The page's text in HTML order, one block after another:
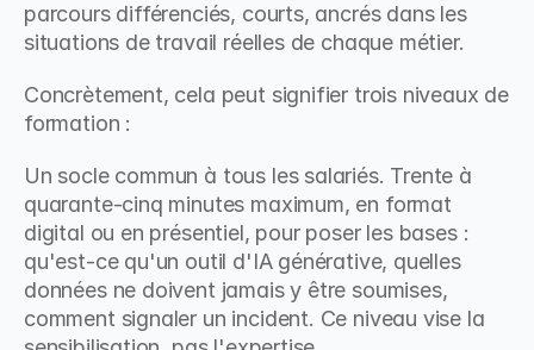
parcours différenciés, courts, ancrés dans les
situations de travail réelles de chaque métier.
Concrètement, cela peut signifier trois niveaux de
formation :
Un socle commun à tous les salariés. Trente à
quarante-cinq minutes maximum, en format
digital ou en présentiel, pour poser les bases :
qu'est-ce qu'un outil d'IA générative, quelles
données ne doivent jamais y être soumises,
comment signaler un incident. Ce niveau vise la